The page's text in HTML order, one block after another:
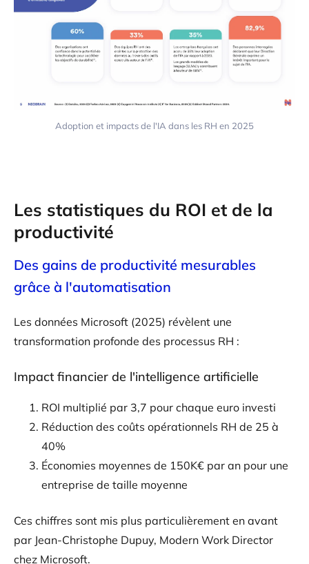
Adoption et impacts de l'IA dans les RH en 2025
Les statistiques du ROI et de la
productivité
Des gains de productivité mesurables
grâce à l'automatisation
Les données Microsoft (2025) révèlent une
transformation profonde des processus RH :
Impact financier de l'intelligence artificielle
ROI multiplié par 3,7 pour chaque euro investi
Réduction des coûts opérationnels RH de 25 à
40%
Économies moyennes de 150K€ par an pour une
entreprise de taille moyenne
Ces chiffres sont mis plus particulièrement en avant
par Jean-Christophe Dupuy, Modern Work Director
chez Microsoft.